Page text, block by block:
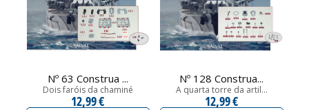
Nº 63 Construa ...
Dois faróis da chaminé
12,99 €
Nº 128 Construa...
A quarta torre da artil...
12,99 €